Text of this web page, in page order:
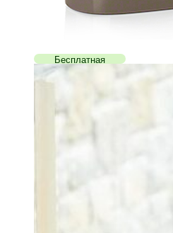
Бесплатная
доставка!